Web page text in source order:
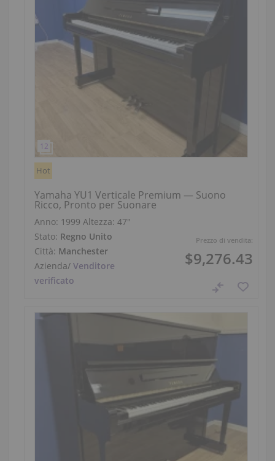
Prezzo di vendita:
$9,276.43
Hot
Yamaha YU1 Verticale Premium — Suono
Ricco, Pronto per Suonare
Anno: 1999 Altezza:47″
Stato: Regno Unito
Città: Manchester
Azienda/Venditore
verificato